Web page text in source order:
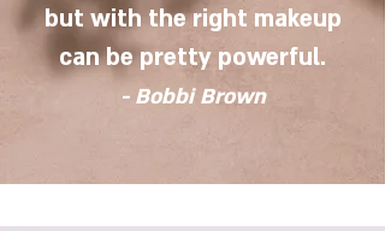
but with the right makeup
can be pretty powerful.
- Bobbi Brown